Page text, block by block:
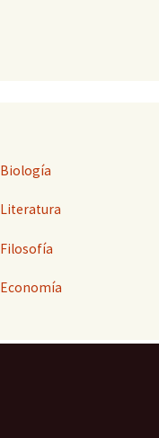
Biología
Literatura
Filosofía
Economía